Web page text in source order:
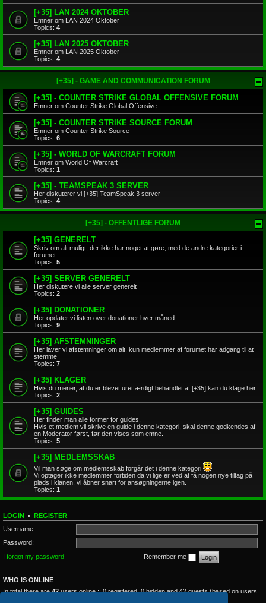
[+35] LAN 2024 OKTOBER
Emner om LAN 2024 Oktober
Topics: 4
[+35] LAN 2025 OKTOBER
Emner om LAN 2025 Oktober
Topics: 4
[+35] - GAME AND COMMUNICATION FORUM
[+35] - COUNTER STRIKE GLOBAL OFFENSIVE FORUM
Emner om Counter Strike Global Offensive
[+35] - COUNTER STRIKE SOURCE FORUM
Emner om Counter Strike Source
Topics: 6
[+35] - WORLD OF WARCRAFT FORUM
Emner om World Of Warcraft
Topics: 1
[+35] - TEAMSPEAK 3 SERVER
Her diskuterer vi [+35] TeamSpeak 3 server
Topics: 4
[+35] - OFFENTLIGE FORUM
[+35] GENERELT
Skriv om alt muligt, der ikke har noget at gøre, med de andre kategorier i
forumet.
Topics: 5
[+35] SERVER GENERELT
Her diskutere vi alle server generelt
Topics: 2
[+35] DONATIONER
Her opdater vi listen over donationer hver måned.
Topics: 9
[+35] AFSTEMNINGER
Her laver vi afstemninger om alt, kun medlemmer af forumet har adgang til at
stemme
Topics: 7
[+35] KLAGER
Hvis du mener, at du er blevet uretfærdigt behandlet af [+35] kan du klage her.
Topics: 2
[+35] GUIDES
Her finder man alle former for guides.
Hvis et medlem vil skrive en guide i denne kategori, skal denne godkendes af
en Moderator først, før den vises som emne.
Topics: 5
[+35] MEDLEMSSKAB
Vil man søge om medlemsskab forgår det i denne kategori
Vi optager ikke medlemmer fortiden da vi lige er ved at få nogen nye tiltag på
plads i klanen, vi åbner snart for ansøgningerne igen.
Topics: 1
LOGIN • REGISTER
Username:
Password:
I forgot my password
Remember me
WHO IS ONLINE
In total there are42users online :: 0 registered, 0 hidden and 42 guests (based on users